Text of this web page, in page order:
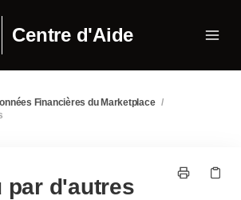
Centre d'Aide
Financières du Marketplace /
par d'autres